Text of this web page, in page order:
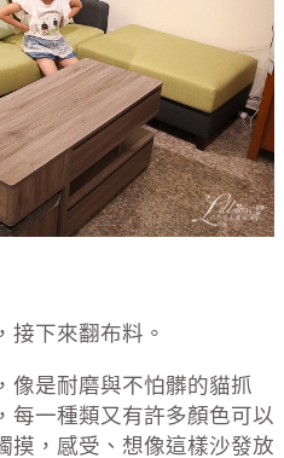
接下來翻布料。
像是耐磨與不怕髒的貓抓
每一種類又有許多顏色可以
摸，感受、想像這樣沙發放